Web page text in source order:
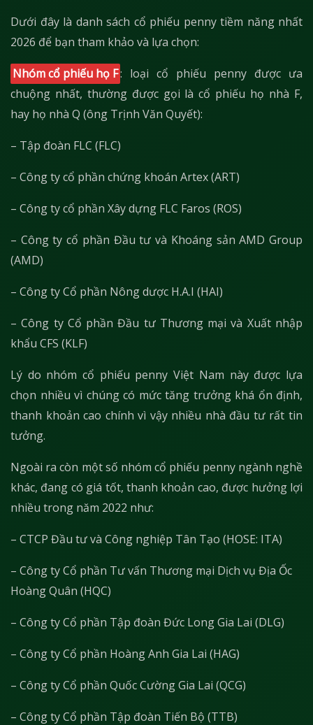
Dưới đây là danh sách cổ phiếu penny tiềm năng nhất
2026 để bạn tham khảo và lựa chọn:
Nhóm cổ phiếu họ F: loại cổ phiếu penny được ưa
chuộng nhất, thường được gọi là cổ phiếu họ nhà F,
hay họ nhà Q (ông Trịnh Văn Quyết):
– Tập đoàn FLC (FLC)
– Công ty cổ phần chứng khoán Artex (ART)
– Công ty cổ phần Xây dựng FLC Faros (ROS)
– Công ty cổ phần Đầu tư và Khoáng sản AMD Group
(AMD)
– Công ty Cổ phần Nông dược H.A.I (HAI)
– Công ty Cổ phần Đầu tư Thương mại và Xuất nhập
khẩu CFS (KLF)
Lý do nhóm cổ phiếu penny Việt Nam này được lựa
chọn nhiều vì chúng có mức tăng trưởng khá ổn định,
thanh khoản cao chính vì vậy nhiều nhà đầu tư rất tin
tưởng.
Ngoài ra còn một số nhóm cổ phiếu penny ngành nghề
khác, đang có giá tốt, thanh khoản cao, được hưởng lợi
nhiều trong năm 2022 như:
– CTCP Đầu tư và Công nghiệp Tân Tạo (HOSE: ITA)
– Công ty Cổ phần Tư vấn Thương mại Dịch vụ Địa Ốc
Hoàng Quân (HQC)
– Công ty Cổ phần Tập đoàn Đức Long Gia Lai (DLG)
– Công ty Cổ phần Hoàng Anh Gia Lai (HAG)
– Công ty Cổ phần Quốc Cường Gia Lai (QCG)
– Công ty Cổ phần Tập đoàn Tiến Bộ (TTB)